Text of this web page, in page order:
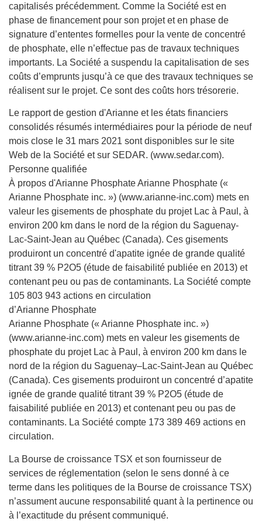
capitalisés précédemment. Comme la Société est en
phase de financement pour son projet et en phase de
signature d’ententes formelles pour la vente de concentré
de phosphate, elle n’effectue pas de travaux techniques
importants. La Société a suspendu la capitalisation de ses
coûts d’emprunts jusqu’à ce que des travaux techniques se
réalisent sur le projet. Ce sont des coûts hors trésorerie.
Le rapport de gestion d'Arianne et les états financiers
consolidés résumés intermédiaires pour la période de neuf
mois close le 31 mars 2021 sont disponibles sur le site
Web de la Société et sur SEDAR. (www.sedar.com).
Personne qualifiée
À propos d'Arianne Phosphate Arianne Phosphate («
Arianne Phosphate inc. ») (www.arianne-inc.com) mets en
valeur les gisements de phosphate du projet Lac à Paul, à
environ 200 km dans le nord de la région du Saguenay-
Lac-Saint-Jean au Québec (Canada). Ces gisements
produiront un concentré d'apatite ignée de grande qualité
titrant 39 % P2O5 (étude de faisabilité publiée en 2013) et
contenant peu ou pas de contaminants. La Société compte
105 803 943 actions en circulation
d’Arianne Phosphate
Arianne Phosphate (« Arianne Phosphate inc. »)
(www.arianne-inc.com) mets en valeur les gisements de
phosphate du projet Lac à Paul, à environ 200 km dans le
nord de la région du Saguenay–Lac-Saint-Jean au Québec
(Canada). Ces gisements produiront un concentré d’apatite
ignée de grande qualité titrant 39 % P2O5 (étude de
faisabilité publiée en 2013) et contenant peu ou pas de
contaminants. La Société compte 173 389 469 actions en
circulation.
La Bourse de croissance TSX et son fournisseur de
services de réglementation (selon le sens donné à ce
terme dans les politiques de la Bourse de croissance TSX)
n’assument aucune responsabilité quant à la pertinence ou
à l’exactitude du présent communiqué.